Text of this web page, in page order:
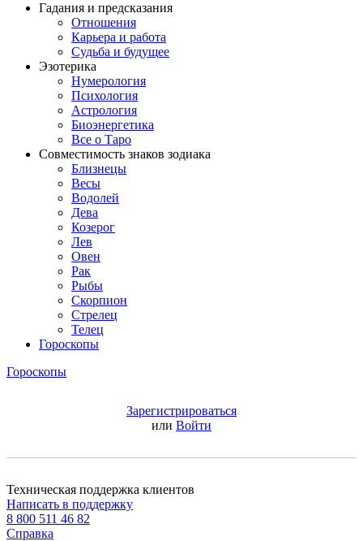
Гадания и предсказания
Отношения
Карьера и работа
Cудьба и будущее
Эзотерика
Нумерология
Психология
Астрология
Биоэнергетика
Все о Таро
Совместимость знаков зодиака
Близнецы
Весы
Водолей
Дева
Козерог
Лев
Овен
Рак
Рыбы
Скорпион
Стрелец
Телец
Гороскопы
Гороскопы
Зарегистрироваться
или Войти
Техническая поддержка клиентов
Написать в поддержку
8 800 511 46 82
Справка